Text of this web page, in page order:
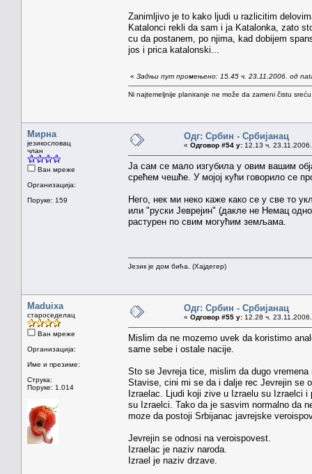
Zanimljivo je to kako ljudi u razlicitim
Katalonci rekli da sam i ja Katalonka, zato
cu da postanem, po njima, kad dobijem
jos i prica katalonski...
« Задњи пут промењено: 15.45 ч. 23.11.2006. од
Ni najtemeljnije planiranje ne može da zameni čistu
Мирна
језикословац
члан
Ван мреже
Организација:
Поруке: 159
Одг: Србин - Србијанац
« Одговор #54 у: 12.13 ч.
Ја сам се мало изгубила у овим вашим
срећем чешће. У мојој кући говорило се
Него, нек ми неко каже како се у све то
или "руски Јеврејин" (дакле не Немац
растурен по свим могућим земљама.
Језик је дом бића. (Хајдегер)
Maduixa
староседелац
Ван мреже
Организација:
Име и презиме:
Струка:
Поруке: 1.014
Одг: Србин - Србијанац
« Одговор #55 у: 12.28 ч.
Mislim da ne mozemo uvek da koristimo
same sebe i ostale nacije.
Sto se Jevreja tice, mislim da dugo
Stavise, cini mi se da i dalje rec Jevrejin se
Izraelac. Ljudi koji zive u Izraelu su Izraelci
su Izraelci. Tako da je sasvim normalno da
moze da postoji Srbijanac javrejske
Jevrejin se odnosi na veroispovest.
Izraelac je naziv naroda.
Izrael je naziv drzave.